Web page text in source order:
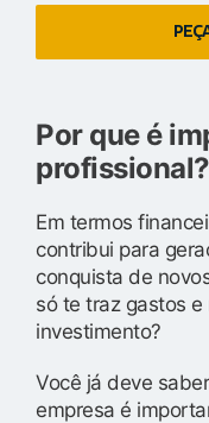
Por que é
profissional?
Em termos
contribui para
conquista de
só te traz gastos
investimento?
Você já deve
empresa é